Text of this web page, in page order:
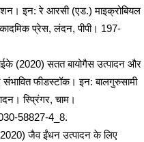
इन: रे आरसी (एड.) माइक्रोबियल
प्रेस, लंदन, पीपी। 197-
(2020) सतत बायोगैस उत्पादन और
फीडस्टॉक। इन: बालगुरुसामी
स्प्रिंगर, चाम।
58827-4_8.
जैव ईंधन उत्पादन के लिए